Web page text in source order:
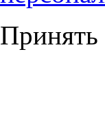
Принять